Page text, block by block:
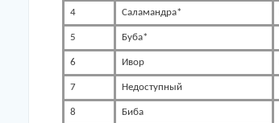
4 Саламандра*
5 Буба*
6 Ивор
7 Недоступный
8 Биба